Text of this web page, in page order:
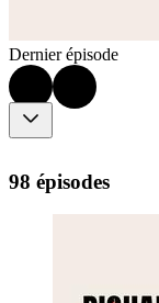
Dernier épisode
98 épisodes